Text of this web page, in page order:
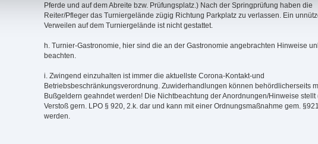
Pferde und auf dem Abreite bzw. Prüfungsplatz.) Nach der Springprüfung haben die
Reiter/Pfleger das Turniergelände zügig Richtung Parkplatz zu verlassen. Ein
Verweilen auf dem Turniergelände ist nicht gestattet.
h. Turnier-Gastronomie, hier sind die an der Gastronomie angebrachten Hinweise
beachten.
i. Zwingend einzuhalten ist immer die aktuellste Corona-Kontakt-und
Betriebsbeschränkungsverordnung. Zuwiderhandlungen können behördlicherseits
Bußgeldern geahndet werden! Die Nichtbeachtung der Anordnungen/Hinweise stellt
Verstoß gern. LPO § 920, 2.k. dar und kann mit einer Ordnungsmaßnahme gem.
werden.